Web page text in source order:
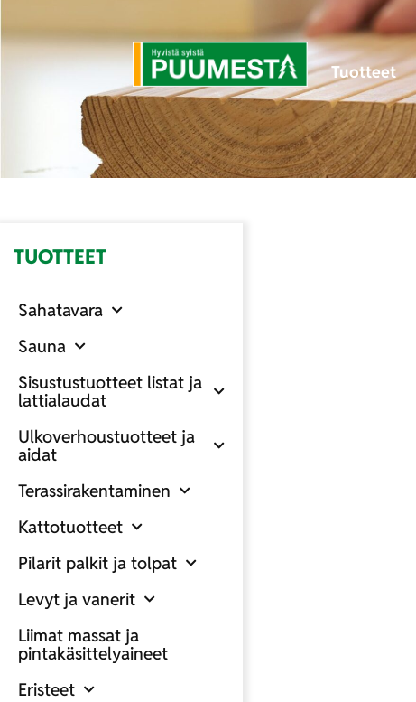
Tuotteet
TUOTTEET
Sahatavara
Sauna
Sisustustuotteet listat ja
lattialaudat
Ulkoverhoustuotteet ja
aidat
Terassirakentaminen
Kattotuotteet
Pilarit palkit ja tolpat
Levyt ja vanerit
Liimat massat ja
pintakäsittelyaineet
Eristeet